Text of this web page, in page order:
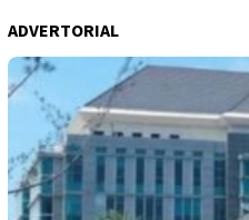
ADVERTORIAL